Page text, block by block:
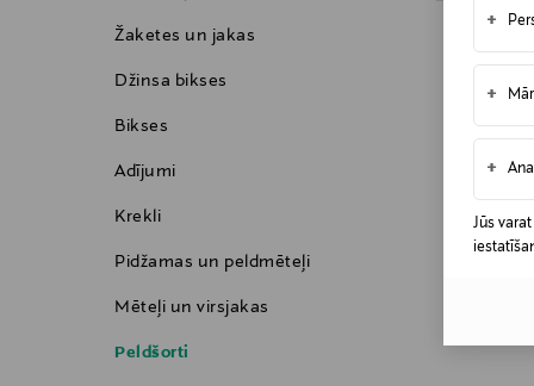
+
+
+
Jūs
Žaketes un jakas
Džinsa bikses
Bikses
Adījumi
Krekli
Pidžamas un peldmēteļi
Mēteļi un virsjakas
Peldšorti